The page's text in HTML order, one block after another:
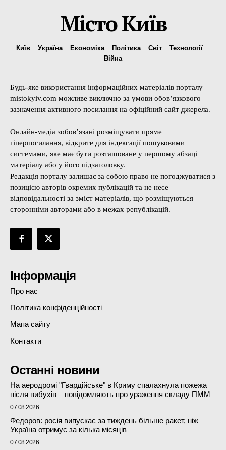
Місто Київ
Київ Україна Економіка Політика Світ
Технології
Війна
Будь-яке використання інформаційних матеріалів порталу
mistokyiv.com можливе виключно за умови обов’язкового
зазначення активного посилання на офіційний сайт джерела.
Онлайн-медіа зобов’язані розміщувати пряме
гіперпосилання, відкрите для індексації пошуковими
системами, яке має бути розташоване у першому абзаці
матеріалу або у його підзаголовку.
Редакція порталу залишає за собою право не погоджуватися з
позицією авторів окремих публікацій та не несе
відповідальності за зміст матеріалів, що розміщуються
сторонніми авторами або в межах републікацій.
Інформація
Про нас
Політика конфіденційності
Мапа сайту
Контакти
Останні новини
На аеродромі "Гвардійське" в Криму спалахнула пожежа
після вибухів – повідомляють про ураження складу ПММ
07.08.2026
Федоров: росія випускає за тиждень більше ракет, ніж
Україна отримує за кілька місяців
07.08.2026